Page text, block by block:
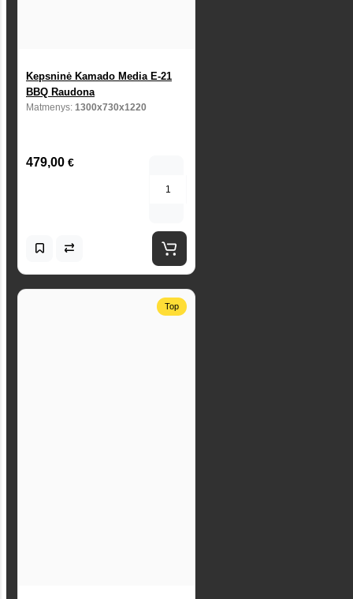
Kepsninė Kamado Media E-21
BBQ Raudona
Matmenys: 1300x730x1220
479,00 €
Top